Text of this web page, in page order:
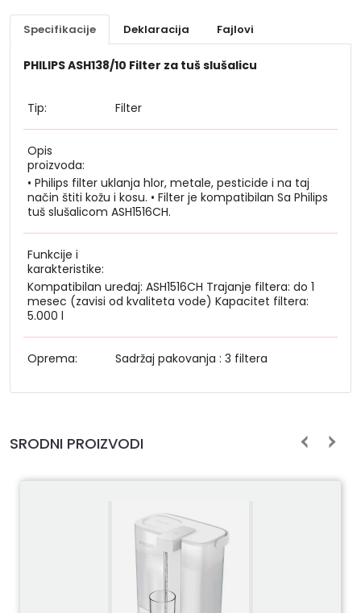
Specifikacije Deklaracija Fajlovi
PHILIPS ASH138/10 Filter za tuš slušalicu
Tip: Filter
Opis
proizvoda:
• Philips filter uklanja hlor, metale, pesticide i na taj
način štiti kožu i kosu. • Filter je kompatibilan Sa Philips
tuš slušalicom ASH1516CH.
Funkcije i
karakteristike:
Kompatibilan uređaj: ASH1516CH Trajanje filtera: do 1
mesec (zavisi od kvaliteta vode) Kapacitet filtera:
5.000 l
Oprema: Sadržaj pakovanja : 3 filtera
SRODNI PROIZVODI